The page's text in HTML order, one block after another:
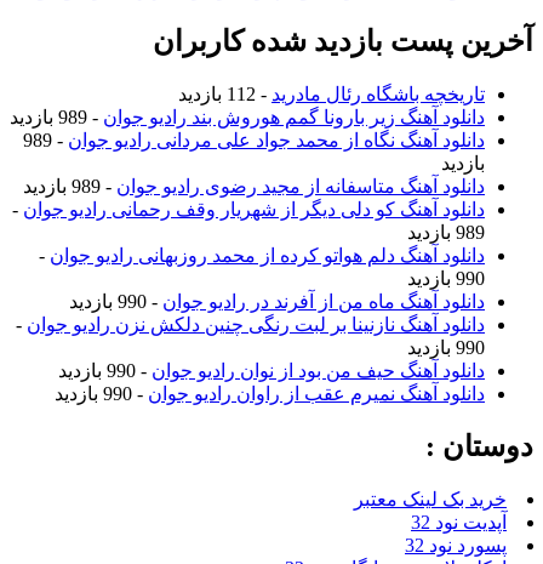
آخرین پست بازدید شده کاربران
تاریخچه باشگاه رئال مادرید - 112 بازدید
دانلود آهنگ زیر بارونا گمم هوروش بند رادیو جوان - 989 بازدید
دانلود آهنگ نگاه از محمد جواد علی مردانی رادیو جوان
- 989
بازدید
دانلود آهنگ متاسفانه از مجید رضوی رادیو جوان - 989 بازدید
دانلود آهنگ کو دلی دیگر از شهریار وقف رحمانی رادیو جوان -
989 بازدید
دانلود آهنگ دلم هواتو کرده از محمد روزبهانی رادیو جوان -
990 بازدید
دانلود آهنگ ماه من از آفرند در رادیو جوان - 990 بازدید
دانلود آهنگ نازنینا بر لبت رنگی چنین دلکش نزن رادیو جوان -
990 بازدید
دانلود آهنگ حیف من بود از نوان رادیو جوان - 990 بازدید
دانلود آهنگ نمیرم عقب از راوان رادیو جوان - 990 بازدید
دوستان :
خرید بک لینک معتبر
آپدیت نود 32
پسورد نود 32